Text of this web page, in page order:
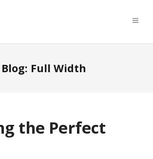
Blog: Full Width
the Perfect